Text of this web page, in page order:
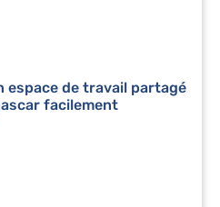
espace de travail partagé
facilement